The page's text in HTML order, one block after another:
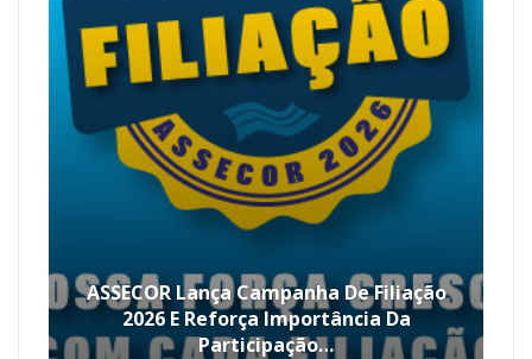
ASSECOR Lança Campanha De Filiação
2026 E Reforça Importância Da
Participação…